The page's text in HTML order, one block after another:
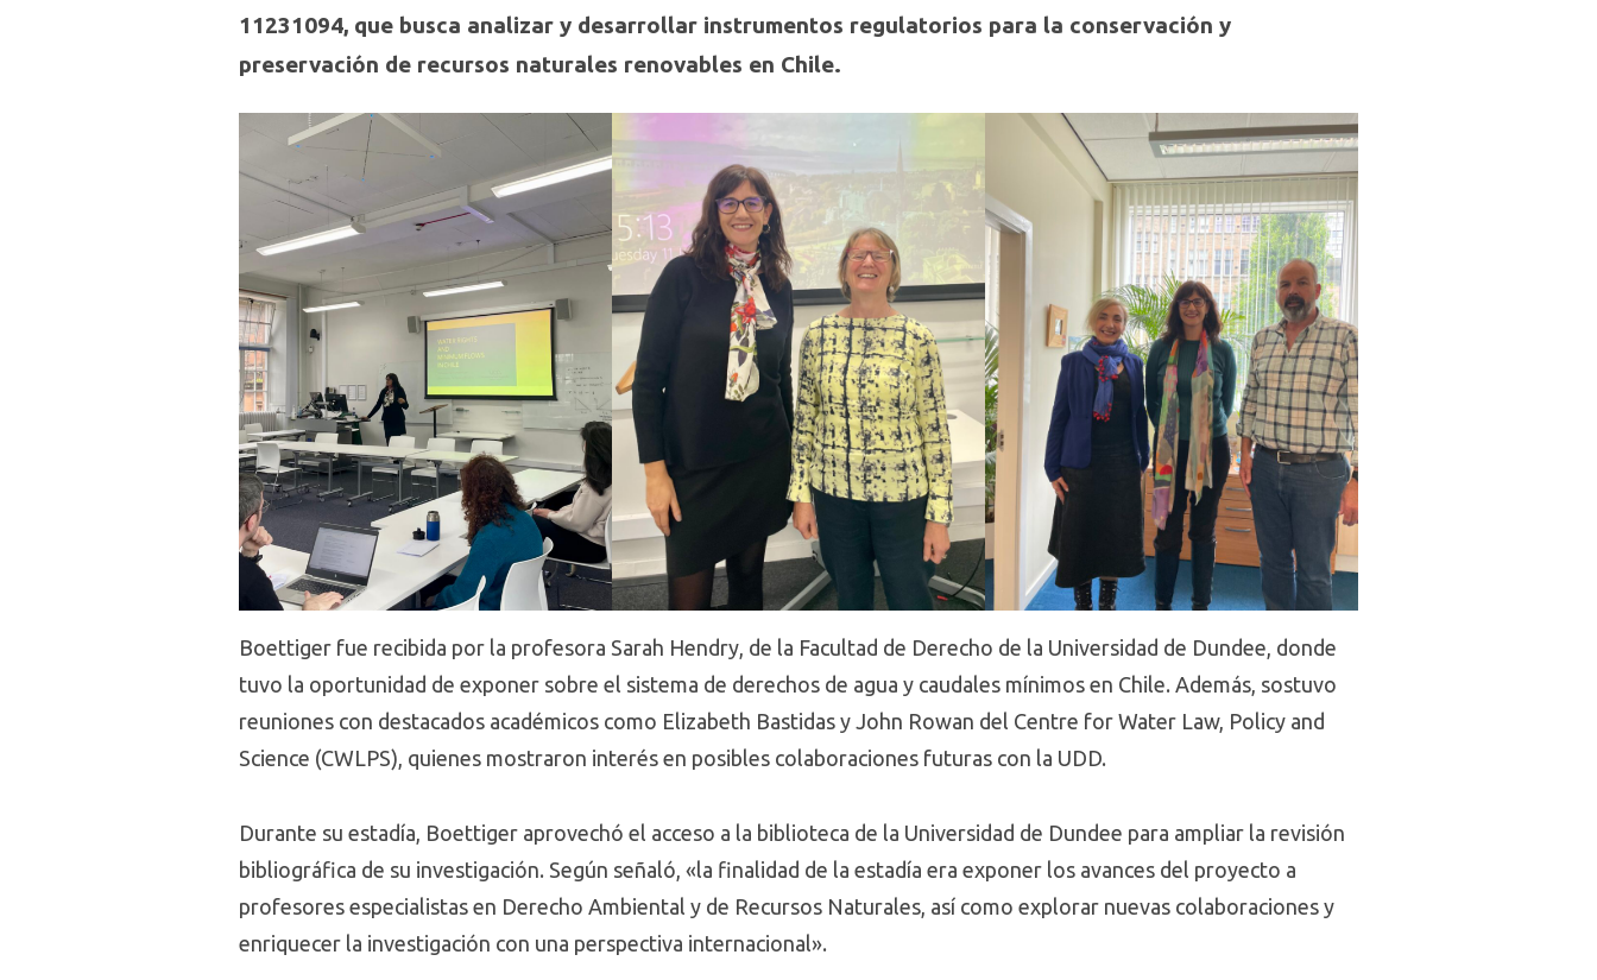
11231094, que busca analizar y desarrollar instrumentos regulatorios para la conservación y
preservación de recursos naturales renovables en Chile.
Boettiger fue recibida por la profesora Sarah Hendry, de la Facultad de Derecho de la Universidad de Dundee, donde
tuvo la oportunidad de exponer sobre el sistema de derechos de agua y caudales mínimos en Chile. Además, sostuvo
reuniones con destacados académicos como Elizabeth Bastidas y John Rowan del Centre for Water Law, Policy and
Science (CWLPS), quienes mostraron interés en posibles colaboraciones futuras con la UDD.
Durante su estadía, Boettiger aprovechó el acceso a la biblioteca de la Universidad de Dundee para ampliar la revisión
bibliográfica de su investigación. Según señaló, «la finalidad de la estadía era exponer los avances del proyecto a
profesores especialistas en Derecho Ambiental y de Recursos Naturales, así como explorar nuevas colaboraciones y
enriquecer la investigación con una perspectiva internacional».